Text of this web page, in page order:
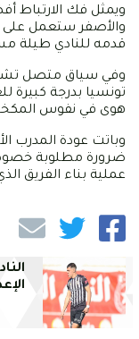
ويمثل فك الارتباط
والأصفر ستعمل على
قدمه للنادي طيلة
وفي سياق متصل تشير
تونسيا بدرجة كبيرة
هوى في نفوس
وباتت عودة المدرب
ضرورة مطلوبة
عملية بناء الفريق